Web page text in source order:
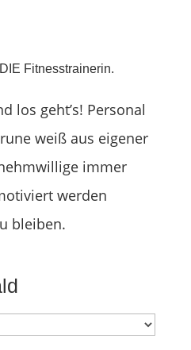
Fitnesstrainerin.
los geht’s! Personal
weiß aus eigener
immer
werden
bleiben.